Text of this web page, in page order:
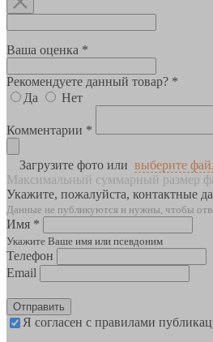
Ваша оценка *
Рекомендуете данный товар? *
Да
Нет
Комментарии *
Загрузите фото или выберите
Максимальный суммарный размер
Укажите, пожалуйста, контактные
Данные не публикуются и нужны, чтобы
Имя *
Укажите Ваше имя или псевдоним
Телефон
Email
Отправить
Я согласен с правилами